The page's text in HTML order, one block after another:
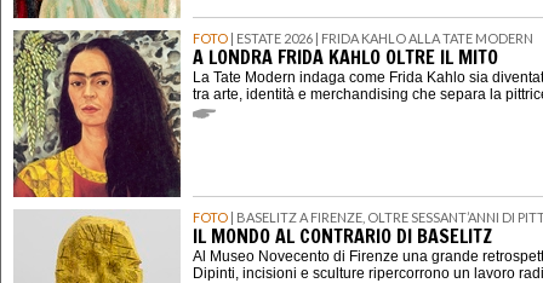
FOTO | ESTATE 2026 | FRIDA KAHLO ALLA TATE MODERN
A LONDRA FRIDA KAHLO OLTRE IL MITO
La Tate Modern indaga come Frida Kahlo sia
tra arte, identità e merchandising che separa la
FOTO | BASELITZ A FIRENZE, OLTRE SESSANT’ANNI DI
IL MONDO AL CONTRARIO DI BASELITZ
Al Museo Novecento di Firenze una grande
Dipinti, incisioni e sculture ripercorrono un lavoro